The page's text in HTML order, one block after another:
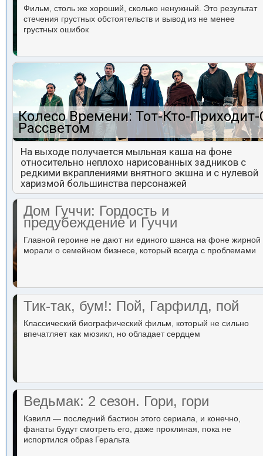
Фильм, столь же хороший, сколько ненужный. Это результат
стечения грустных обстоятельств и вывод из не менее
грустных ошибок
Колесо Времени: Тот-Кто-
Рассветом
На выходе получается мыльная каша на фоне
относительно неплохо нарисованных задников с
редкими вкраплениями внятного экшна и с нулевой
харизмой большинства персонажей
Дом Гуччи: Гордость и
предубеждение и Гуччи
Главной героине не дают ни единого шанса на фоне жирной
морали о семейном бизнесе, который всегда с проблемами
Тик-так, бум!: Пой, Гарфилд, пой
Классический биографический фильм, который не сильно
впечатляет как мюзикл, но обладает сердцем
Ведьмак: 2 сезон. Гори, гори
Кэвилл — последний бастион этого сериала, и конечно,
фанаты будут смотреть его, даже проклиная, пока не
испортился образ Геральта